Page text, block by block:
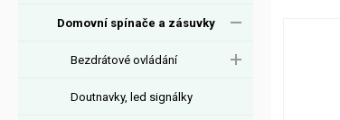
Domovní spínače a zásuvky
Bezdrátové ovládání
Doutnavky, led signálky